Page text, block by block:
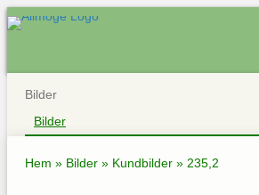
Bilder
Bilder
Hem » Bilder » Kundbilder » 235,2